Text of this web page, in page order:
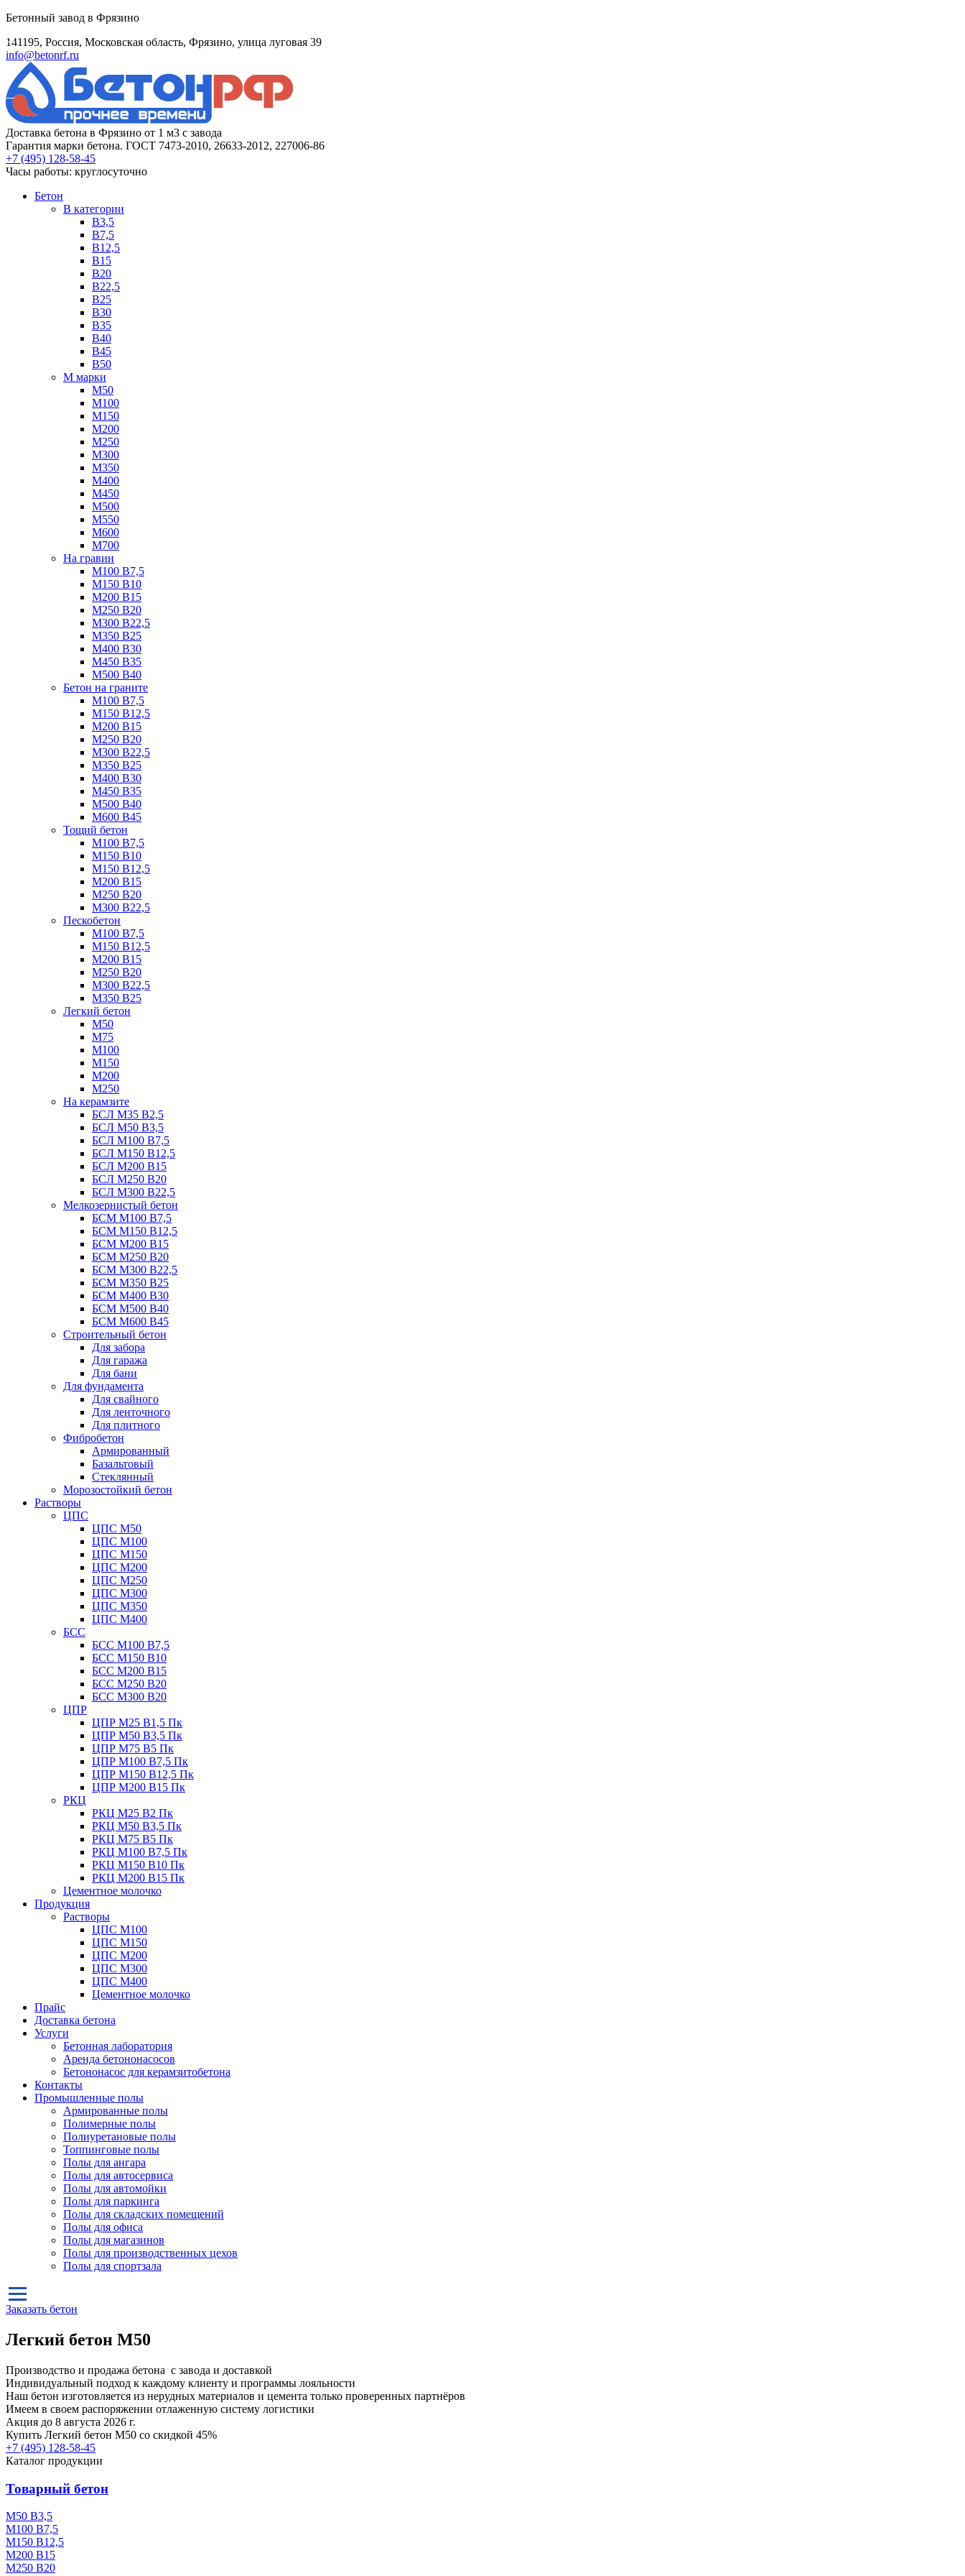
Бетонный завод в Фрязино
141195, Россия, Московская область, Фрязино, улица луговая 39
info@betonrf.ru
Доставка бетона в Фрязино от 1 м3 с завода
Гарантия марки бетона. ГОСТ 7473-2010, 26633-2012, 227006-86
+7 (495) 128-58-45
Часы работы: круглосуточно
Бетон
B категории
B3,5
B7,5
B12,5
B15
B20
B22,5
B25
B30
B35
B40
B45
B50
М марки
М50
М100
М150
М200
М250
М300
М350
М400
М450
М500
М550
М600
М700
На гравии
М100 B7,5
М150 B10
М200 B15
М250 B20
М300 B22,5
М350 B25
М400 B30
М450 B35
М500 B40
Бетон на граните
М100 B7,5
М150 B12,5
М200 B15
М250 B20
М300 B22,5
М350 B25
М400 B30
М450 B35
М500 B40
М600 B45
Тощий бетон
М100 В7,5
М150 В10
М150 В12,5
М200 В15
М250 В20
М300 В22,5
Пескобетон
М100 В7,5
М150 В12,5
М200 В15
М250 В20
М300 В22,5
М350 В25
Легкий бетон
М50
М75
М100
М150
М200
М250
На керамзите
БСЛ М35 B2,5
БСЛ М50 В3,5
БСЛ М100 В7,5
БСЛ М150 В12,5
БСЛ М200 В15
БСЛ М250 В20
БСЛ М300 В22,5
Мелкозернистый бетон
БСМ М100 B7,5
БСМ М150 B12,5
БСМ М200 B15
БСМ М250 B20
БСМ М300 B22,5
БСМ М350 B25
БСМ М400 B30
БСМ М500 B40
БСМ М600 B45
Строительный бетон
Для забора
Для гаража
Для бани
Для фундамента
Для свайного
Для ленточного
Для плитного
Фибробетон
Армированный
Базальтовый
Стеклянный
Морозостойкий бетон
Растворы
ЦПС
ЦПС М50
ЦПС М100
ЦПС М150
ЦПС М200
ЦПС М250
ЦПС М300
ЦПС М350
ЦПС М400
БСС
БСС М100 B7,5
БСС М150 B10
БСС М200 B15
БСС М250 B20
БСС М300 B20
ЦПР
ЦПР М25 B1,5 Пк
ЦПР М50 B3,5 Пк
ЦПР М75 B5 Пк
ЦПР М100 B7,5 Пк
ЦПР М150 B12,5 Пк
ЦПР М200 B15 Пк
РКЦ
РКЦ М25 B2 Пк
РКЦ М50 В3,5 Пк
РКЦ М75 B5 Пк
РКЦ М100 B7,5 Пк
РКЦ М150 B10 Пк
РКЦ М200 B15 Пк
Цементное молочко
Продукция
Растворы
ЦПС М100
ЦПС М150
ЦПС М200
ЦПС М300
ЦПС М400
Цементное молочко
Прайс
Доставка бетона
Услуги
Бетонная лаборатория
Аренда бетононасосов
Бетононасос для керамзитобетона
Контакты
Промышленные полы
Армированные полы
Полимерные полы
Полиуретановые полы
Топпинговые полы
Полы для ангара
Полы для автосервиса
Полы для автомойки
Полы для паркинга
Полы для складских помещений
Полы для офиса
Полы для магазинов
Полы для производственных цехов
Полы для спортзала
Заказать бетон
Легкий бетон М50
Производство и продажа бетона с завода и доставкой
Индивидуальный подход к каждому клиенту и программы лояльности
Наш бетон изготовляется из нерудных материалов и цемента только проверенных партнёров
Имеем в своем распоряжении отлаженную систему логистики
Акция до 8 августа 2026 г.
Купить Легкий бетон М50 со скидкой 45%
+7 (495) 128-58-45
Каталог продукции
Товарный бетон
М50 В3,5
М100 В7,5
М150 В12,5
М200 В15
М250 В20